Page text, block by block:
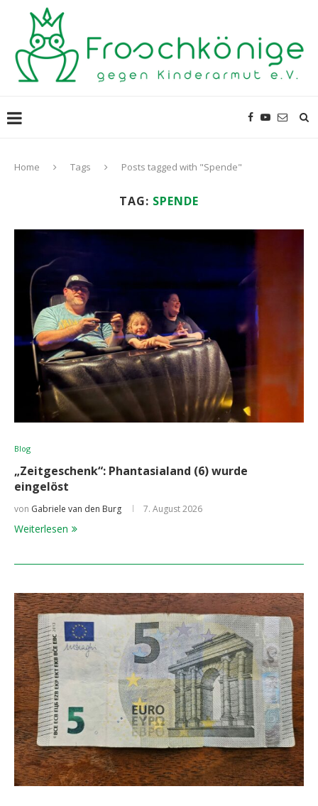
Home Tags Posts tagged with "Spende"
TAG: SPENDE
Blog
„Zeitgeschenk“: Phantasialand (6) wurde
eingelöst
von Gabriele van den Burg 7. August 2026
Weiterlesen